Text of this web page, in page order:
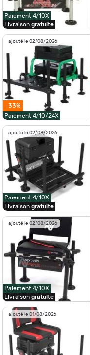
Paiement 4/10X
Livraison gratuite
ajouté le 02/08/2026
-33%
Paiement 4/10/24X
ajouté le 02/08/2026
Paiement 4/10X
Livraison gratuite
ajouté le 02/08/2026
Paiement 4/10X
Livraison gratuite
ajouté le 01/08/2026